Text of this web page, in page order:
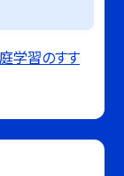
学習のすす